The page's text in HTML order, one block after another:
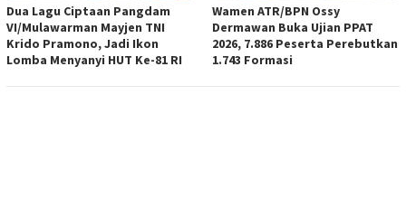
Dua Lagu Ciptaan Pangdam
VI/Mulawarman Mayjen TNI
Krido Pramono, Jadi Ikon
Lomba Menyanyi HUT Ke-81 RI
Wamen ATR/BPN Ossy
Dermawan Buka Ujian PPAT
2026, 7.886 Peserta Perebutkan
1.743 Formasi